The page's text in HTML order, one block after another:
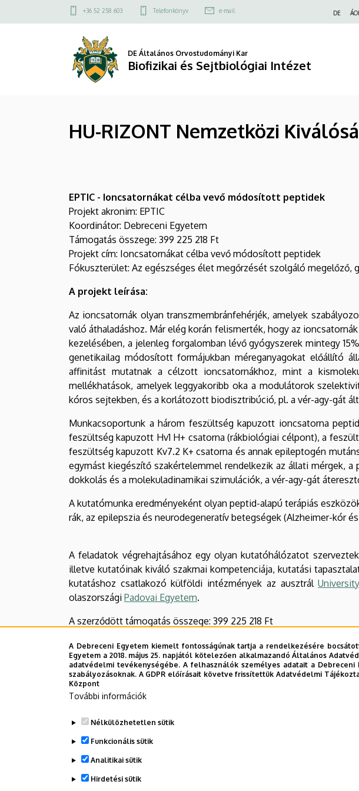
Nemzetközi
Kiválósági
Együttműködési
Biofizikai
Sejtbiológiai
a
Felső
menü
+36 52 258 603 Telefonkönyv e-mail DE
DE Általános Orvostudományi Kar
Biofizikai és Sejtbiológiai Intézet
HU-RIZONT Nemzetközi
EPTIC - Ioncsatornákat célba vevő módosított peptidek
Projekt akronim: EPTIC
Koordinátor: Debreceni Egyetem
Támogatás összege: 399 225 218 Ft
Projekt cím: Ioncsatornákat célba vevő módosított peptidek
Fókuszterület: Az egészséges élet megőrzését szolgáló megelőző,
A projekt leírása:
Az ioncsatornák olyan transzmembránfehérjék, amelyek
való áthaladáshoz. Már elég korán felismerték, hogy az
kezelésében, a jelenleg forgalomban lévő gyógyszerek mintegy
genetikailag módosított formájukban méreganyagokat előállító
affinitást mutatnak a célzott ioncsatornákhoz, mint a
mellékhatások, amelyek leggyakoribb oka a modulátorok
kóros sejtekben, és a korlátozott biodisztribúció, pl. a vér-agy-gát
Munkacsoportunk a három feszültség kapuzott ioncsatorna
feszültség kapuzott Hv1 H+ csatorna (rákbiológiai célpont), a
feszültség kapuzott Kv7.2 K+ csatorna és annak epileptogén
egymást kiegészítő szakértelemmel rendelkezik az állati mérgek,
dokkolás és a molekuladinamikai szimulációk, a vér-agy-gát
A kutatómunka eredményeként olyan peptid-alapú terápiás
rák, az epilepszia és neurodegeneratív betegségek (Alzheimer-kór
A feladatok végrehajtásához egy olyan kutatóhálózatot
illetve kutatóinak kiváló szakmai kompetenciája, kutatási
kutatáshoz csatlakozó külföldi intézmények az ausztrál
olaszországi Padovai Egyetem.
A szerződött támogatás összege: 399 225 218 Ft
A projekt befejezési dátuma: 2028.01.01.
A projektről bővebb tájékoztatásProf. Dr. Panyi Györgyszakmai
Debreceni Egyetem hivatalos Sajtóközleménye
https://nkfih.gov.hu/hurizont/nyertes-projektek
A Debreceni Egyetem kiemelt fontosságúnak tartja a rendelkezésére
Egyetem a 2018. május 25. napjától kötelezően alkalmazandó Általános
adatvédelmi tevékenységébe. A felhasználók személyes adatait a
szabályozásoknak. A GDPR előírásait követve frissítettük Adatvédelmi
Központ
További információk
Nélkülözhetetlen sütik
Funkcionális sütik
Analitikai sütik
Hirdetési sütik